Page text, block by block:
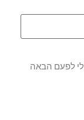
לפעם הבאה